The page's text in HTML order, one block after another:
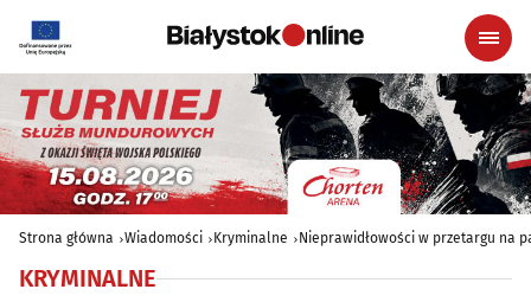
Strona główna Wiadomości Kryminalne Nieprawidłowości w przetargu na
KRYMINALNE